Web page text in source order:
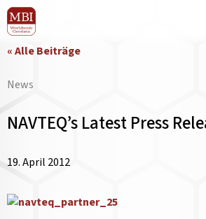
« Alle Beiträge
News
NAVTEQ’s Latest Press
19. April 2012